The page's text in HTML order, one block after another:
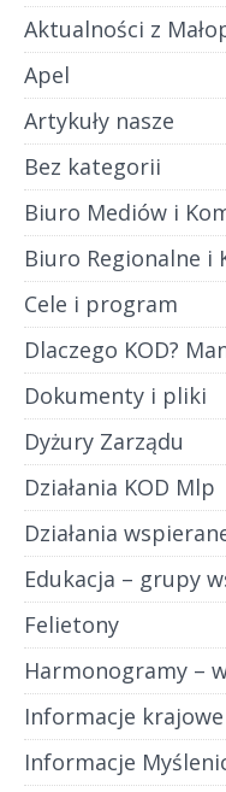
Aktualności z
Apel
Artykuły nasze
Bez kategorii
Biuro Mediów i
Biuro Regionalne i
Cele i program
Dlaczego KOD?
Dokumenty i pliki
Dyżury Zarządu
Działania KOD Mlp
Działania
Edukacja – grupy
Felietony
Harmonogramy –
Informacje krajowe
Informacje